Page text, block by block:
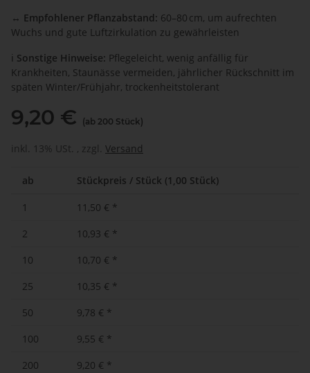
↔️ Empfohlener Pflanzabstand: 60–80 cm, um aufrechten
Wuchs und gute Luftzirkulation zu gewährleisten
ℹ️ Sonstige Hinweise: Pflegeleicht, wenig anfällig für
Krankheiten, Staunässe vermeiden, jährlicher Rückschnitt im
späten Winter/Frühjahr, trockenheitstolerant
9,20 € (ab 200 Stück)
inkl. 13% USt. , zzgl. Versand
ab Stückpreis / Stück (1,00 Stück)
1 11,50 € *
2
10,93 € *
10
10,70 € *
25
10,35 € *
50
9,78 € *
100
9,55 € *
200
9,20 € *